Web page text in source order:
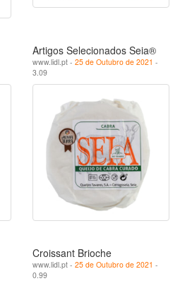
Artigos Selecionados Seia®
www.lidl.pt - 25 de Outubro de 2021 -
3.09
Croissant Brioche
www.lidl.pt - 25 de Outubro de 2021 -
0.99